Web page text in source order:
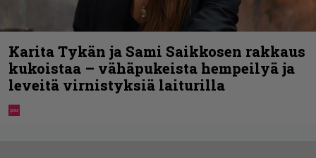
Karita Tykän ja Sami Saikkosen rakkaus
kukoistaa – vähäpukeista hempeilyä ja
leveitä virnistyksiä laiturilla